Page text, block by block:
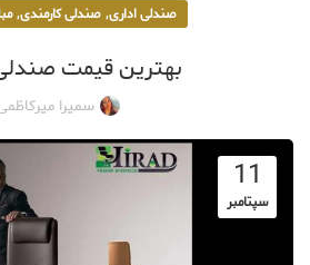
صندلی اداری,صندلی کارمندی,
بهترین قیمت
سمیرا
11
سپتامبر